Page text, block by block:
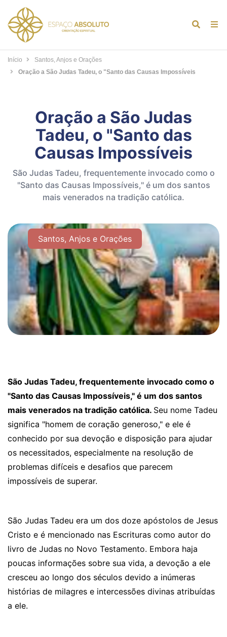
de
Início
Santos, Anjos e Orações
Oração a São Judas Tadeu, o "Santo das Causas Impossíveis
Oração a São Judas
Tadeu, o "Santo das
Causas Impossíveis
São Judas Tadeu, frequentemente invocado como o
"Santo das Causas Impossíveis," é um dos santos
mais venerados na tradição católica.
Santos, Anjos e Orações
São Judas Tadeu, frequentemente invocado como o
"Santo das Causas Impossíveis," é um dos santos
mais venerados na tradição católica. Seu nome Tadeu
significa "homem de coração generoso," e ele é
conhecido por sua devoção e disposição para ajudar
os necessitados, especialmente na resolução de
problemas difíceis e desafios que parecem
impossíveis de superar.
São Judas Tadeu era um dos doze apóstolos de Jesus
Cristo e é mencionado nas Escrituras como autor do
livro de Judas no Novo Testamento. Embora haja
poucas informações sobre sua vida, a devoção a ele
cresceu ao longo dos séculos devido a inúmeras
histórias de milagres e intercessões divinas atribuídas
a ele.